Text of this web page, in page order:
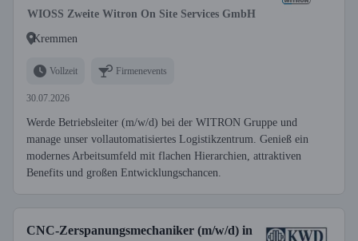
WIOSS Zweite Witron On Site Services GmbH
Kremmen
Vollzeit Firmenevents
30.07.2026
Werde Betriebsleiter (m/w/d) bei der WITRON Gruppe und
manage unser vollautomatisiertes Logistikzentrum. Genieß ein
modernes Arbeitsumfeld mit flachen Hierarchien, attraktiven
Benefits und großen Entwicklungschancen.
CNC-Zerspanungsmechaniker (m/w/d) in